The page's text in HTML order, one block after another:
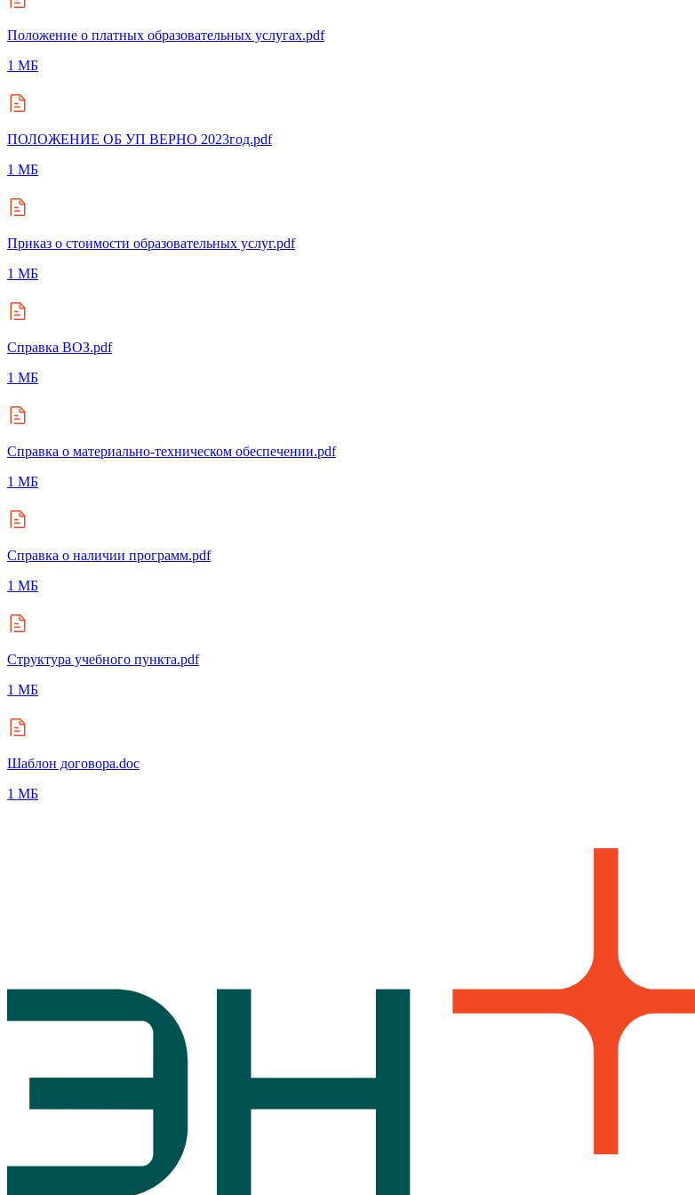
Положение о платных образовательных услугах.pdf
1 МБ
ПОЛОЖЕНИЕ ОБ УП ВЕРНО 2023год.pdf
1 МБ
Приказ о стоимости образовательных услуг.pdf
1 МБ
Справка ВОЗ.pdf
1 МБ
Справка о материально-техническом обеспечении.pdf
1 МБ
Справка о наличии программ.pdf
1 МБ
Структура учебного пункта.pdf
1 МБ
Шаблон договора.doc
1 МБ